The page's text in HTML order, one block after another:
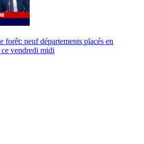
forêt: neuf départements placés en
vendredi midi